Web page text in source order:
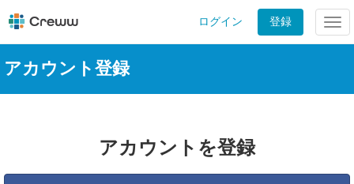
ログイン 登録
アカウント登録
アカウントを登録